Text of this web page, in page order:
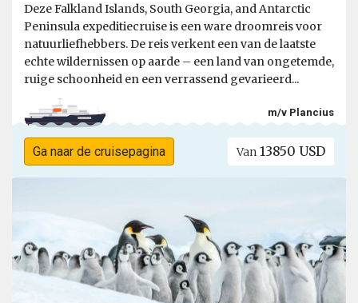
Deze Falkland Islands, South Georgia, and Antarctic
Peninsula expeditiecruise is een ware droomreis voor
natuurliefhebbers. De reis verkent een van de laatste
echte wildernissen op aarde – een land van ongetemde,
ruige schoonheid en een verrassend gevarieerd...
m/v Plancius
Ga naar de cruisepagina Van 13850 USD